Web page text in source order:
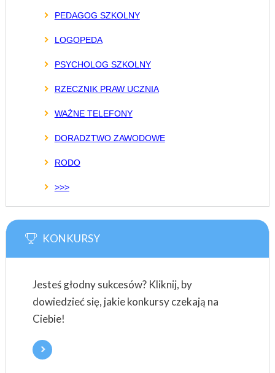
PEDAGOG SZKOLNY
LOGOPEDA
PSYCHOLOG SZKOLNY
RZECZNIK PRAW UCZNIA
WAŻNE TELEFONY
DORADZTWO ZAWODOWE
RODO
>>>
KONKURSY
Jesteś głodny sukcesów? Kliknij, by
dowiedzieć się, jakie konkursy czekają na
Ciebie!